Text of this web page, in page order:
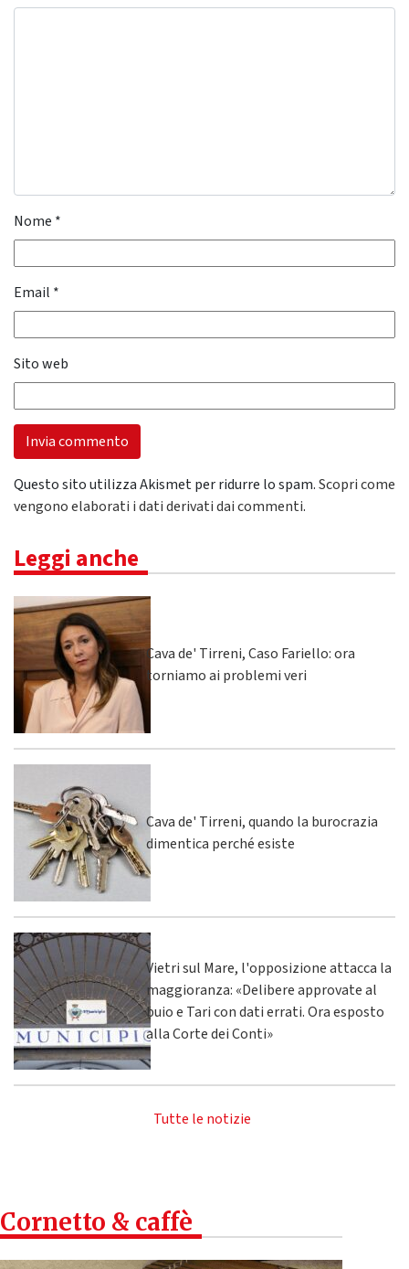
Nome *
Email *
Sito web
Questo sito utilizza Akismet per ridurre lo spam.Scopri come
vengono elaborati i dati derivati dai commenti.
Leggi anche
Cava de' Tirreni, Caso Fariello: ora
torniamo ai problemi veri
Cava de' Tirreni, quando la burocrazia
dimentica perché esiste
Vietri sul Mare, l'opposizione attacca la
maggioranza: «Delibere approvate al
buio e Tari con dati errati. Ora esposto
alla Corte dei Conti»
Tutte le notizie
Cornetto & caffè